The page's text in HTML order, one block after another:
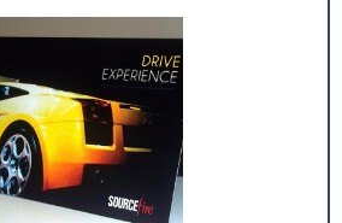
diferenças entre os métodos de
limitações é algo essencial para
resultados que supram as
de impressão de embalagem
- mais utilizado na área
- feita diretamente no material,
base o material